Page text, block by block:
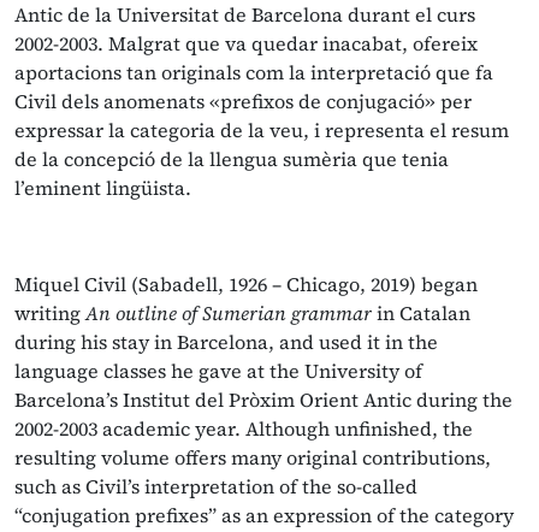
Antic de la Universitat de Barcelona durant el curs
2002-2003. Malgrat que va quedar inacabat, ofereix
aportacions tan originals com la interpretació que fa
Civil dels anomenats «prefixos de conjugació» per
expressar la categoria de la veu, i representa el resum
de la concepció de la llengua sumèria que tenia
l’eminent lingüista.
Miquel Civil (Sabadell, 1926 – Chicago, 2019) began
writingAn outline of Sumerian grammarin Catalan
during his stay in Barcelona, and used it in the
language classes he gave at the University of
Barcelona’s Institut del Pròxim Orient Antic during the
2002-2003 academic year. Although unfinished, the
resulting volume offers many original contributions,
such as Civil’s interpretation of the so-called
“conjugation prefixes” as an expression of the category